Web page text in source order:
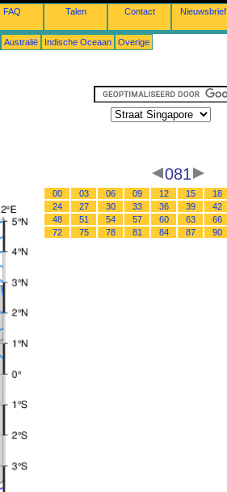
FAQ Talen Contact Nieuwsbrief
Australië Indische Oceaan Overige
081
00 03 06 09 12 15 18
24
27 30 33 36 39 42
48
51 54 57 60 63 66
72
75 78 81 84 87 90